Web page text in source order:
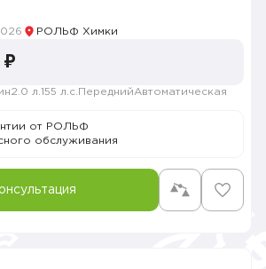
РОЛЬФ Химки
₽
2.0 л. 155 л.с. ПереднийАвтоматическая
от РОЛЬФ
обслуживания